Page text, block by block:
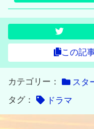
この記
カテゴリー：
スタ
タグ：
ドラマ